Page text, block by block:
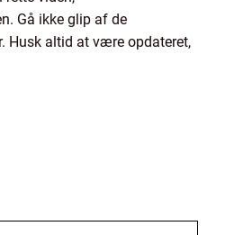
Gå ikke glip af de
Husk altid at være opdateret,